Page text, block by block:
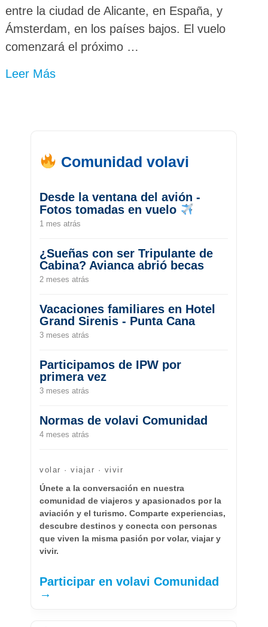
entre la ciudad de Alicante, en España, y
Ámsterdam, en los países bajos. El vuelo
comenzará el próximo …
Leer Más
Comunidad volavi
Desde la ventana del avión -
Fotos tomadas en vuelo
1 mes atrás
¿Sueñas con ser Tripulante de
Cabina? Avianca abrió becas
2 meses atrás
Vacaciones familiares en Hotel
Grand Sirenis - Punta Cana
3 meses atrás
Participamos de IPW por
primera vez
3 meses atrás
Normas de volavi Comunidad
4 meses atrás
volar · viajar · vivir
Únete a la conversación en nuestra
comunidad de viajeros y apasionados por la
aviación y el turismo. Comparte experiencias,
descubre destinos y conecta con personas
que viven la misma pasión por volar, viajar y
vivir.
Participar en volavi Comunidad
→